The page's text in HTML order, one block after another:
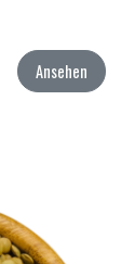
Ansehen